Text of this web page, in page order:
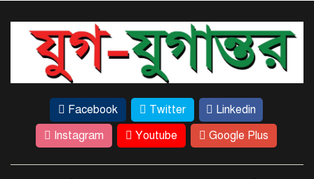
লিভারপুলে যাচ্ছেন আরাউহো
কবরস্থানের মাটি ভরাট ও মেরামতের
কাজ ।
Facebook Twitter
Linkedin
Instagram
Youtube Google Plus